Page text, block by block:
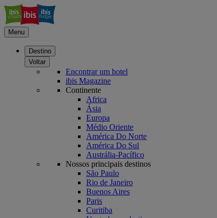
Menu
Destino
Voltar
Encontrar um hotel
ibis Magazine
Continente
Africa
Ásia
Europa
Médio Oriente
América Do Norte
América Do Sul
Austrália-Pacífico
Nossos principais destinos
São Paulo
Rio de Janeiro
Buenos Aires
Paris
Curitiba